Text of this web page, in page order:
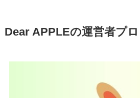
Dear APPLEの運営者プ